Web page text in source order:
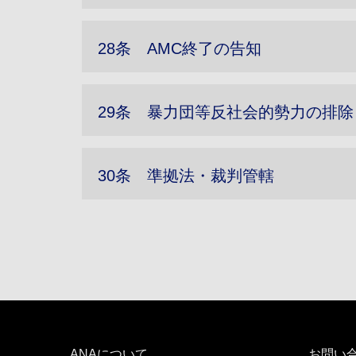
28条 AMC終了の告知
29条 暴力団等反社会的勢力の排除
30条 準拠法・裁判管轄